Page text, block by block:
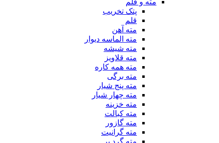
پتک تخریب
قلم
مته آهن
مته الماسه دیوار
مته شیشه
مته قلاویز
مته همه کاره
مته برگی
مته پنج شیار
مته چهار شیار
مته خزینه
مته کبالت
مته گازور
مته گرانیت
مته گرد بر